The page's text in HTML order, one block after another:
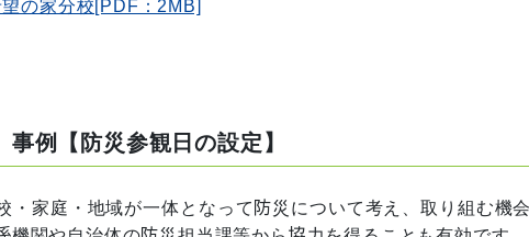
の家分校[PDF：2MB]
例【防災参観日の設定】
家庭・地域が一体となって防災について考え、取り組む機